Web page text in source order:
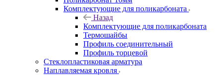
Комплектующие для поликарбоната
Назад
Комплектующие для поликарбоната
Термошайбы
Профиль соединительный
Профиль торцевой
Стеклопластиковая арматура
Наплавляемая кровля